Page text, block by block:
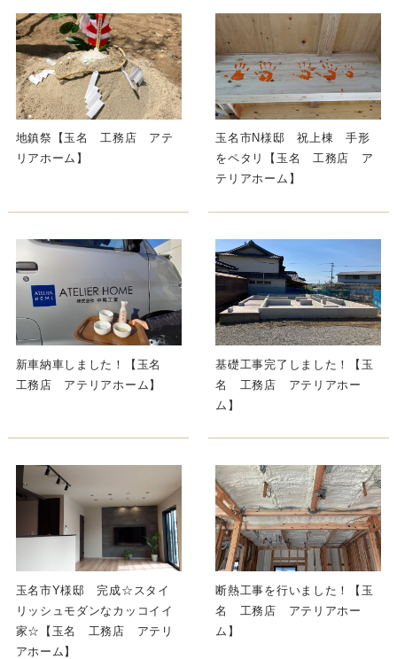
地鎮祭【玉名 工務店 アテ
リアホーム】
玉名市N様邸 祝上棟 手形
をペタリ【玉名 工務店 ア
テリアホーム】
新車納車しました！【玉名
工務店 アテリアホーム】
基礎工事完了しました！【玉
名 工務店 アテリアホー
ム】
玉名市Y様邸 完成☆スタイ
リッシュモダンなカッコイイ
家☆【玉名 工務店 アテリ
アホーム】
断熱工事を行いました！【玉
名 工務店 アテリアホー
ム】